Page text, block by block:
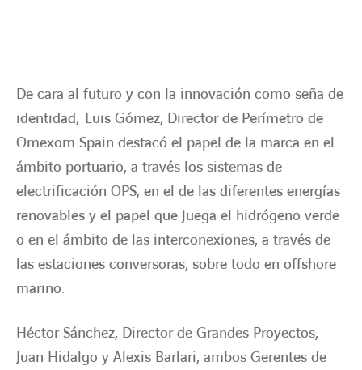
Contacto
twitterlinkedininstagramyoutube
De cara al futuro y con la innovación como seña de
identidad, Luis Gómez, Director de Perímetro de
Omexom Spain destacó el papel de la marca en el
ámbito portuario, a través los sistemas de
electrificación OPS; en el de las diferentes energías
renovables y el papel que juega el hidrógeno verde
o en el ámbito de las interconexiones, a través de
las estaciones conversoras, sobre todo en offshore
marino.
Héctor Sánchez, Director de Grandes Proyectos,
Juan Hidalgo y Alexis Barlari, ambos Gerentes de